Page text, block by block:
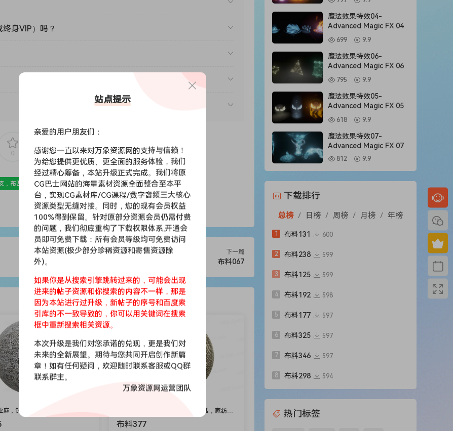
身VIP）吗？
0 0
，布匹，家纺，绒布 材质贴图
下一篇
布料067
麻，针织，仿皮，布匹，家纺，
印花，亚麻，针织，仿皮，布匹，家纺，
绒布
布料377
会员免费
魔法效果特效04-
Advanced Magic FX 04
699 9.9
魔法效果特效06-
Advanced Magic FX 06
795 9.9
魔法效果特效05-
Advanced Magic FX 05
618 9.9
魔法效果特效07-
Advanced Magic FX 07
812 9.9
下载排行
总榜 / 日榜 / 周榜 / 月榜 / 年榜
1 布料131 600
2 布料238 599
3 布料125 599
4 布料192 598
5 布料177 597
6 布料325 597
7 布料346 597
8 布料298 594
热门标签
站点提示
亲爱的用户朋友们：
感谢您一直以来对万象资源网的支持与信赖！
为给您提供更优质、更全面的服务体验，我们
经过精心筹备，本站升级正式完成。我们将原
CG巴士网站的海量素材资源全面整合至本平
台，实现CG素材库/CG课程/数字音频三大核心
资源类型无缝对接。同时，您的现有会员权益
100%得到保留。针对原部分资源会员仍需付费
的问题，我们彻底重构了下载权限体系,开通会
员即可免费下载：所有会员等级均可免费访问
本站资源(极少部分珍稀资源和寄售资源除
外)。
如果你是从搜索引擎跳转过来的，可能会出现
进来的帖子资源和你搜索的内容不一样，那是
因为本站进行过升级，新帖子的序号和百度索
引库的不一致导致的，你可以用关键词在搜索
框中重新搜索相关资源。
本次升级是我们对您承诺的兑现，更是我们对
未来的全新展望。期待与您共同开启创作新篇
章！如有任何疑问，欢迎随时联系客服或QQ群
联系群主。
万象资源网运营团队